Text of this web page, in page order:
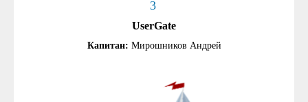
3
UserGate
Капитан: Мирошников Андрей